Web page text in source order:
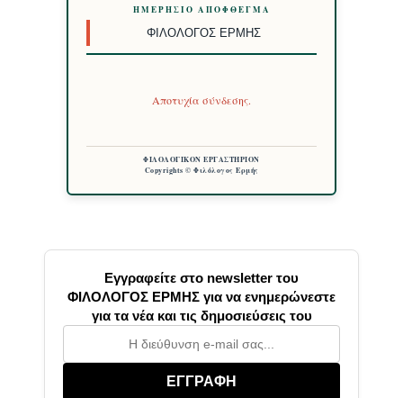
ΗΜΕΡΉΣΙΟ ΑΠΌΦΘΕΓΜΑ
ΦΙΛΌΛΟΓΟΣ ΕΡΜΉΣ
Αποτυχία σύνδεσης.
ΦΙΛΟΛΟΓΙΚΟΝ ΕΡΓΑΣΤΗΡΙΟΝ
Copyrights © Φιλόλογος Ερμής
Εγγραφείτε στο newsletter του
ΦΙΛΟΛΟΓΟΣ ΕΡΜΗΣ για να ενημερώνεστε
για τα νέα και τις δημοσιεύσεις του
ΕΓΓΡΑΦΗ